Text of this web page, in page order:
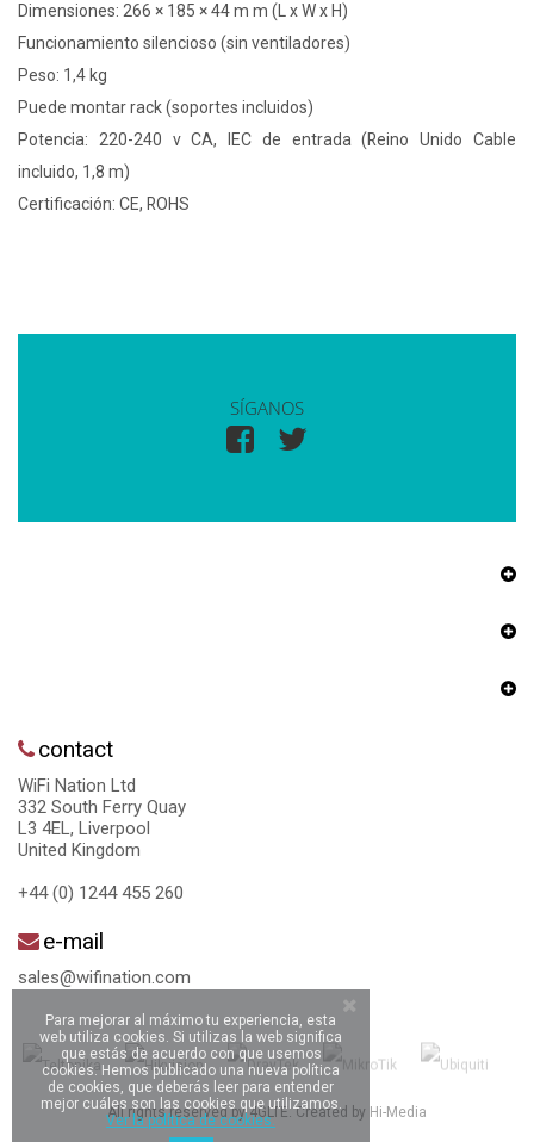
Dimensiones: 266 × 185 × 44 m m (L x W x H)
Funcionamiento silencioso (sin ventiladores)
Peso: 1,4 kg
Puede montar rack (soportes incluidos)
Potencia: 220-240 v CA, IEC de entrada (Reino Unido Cable
incluido, 1,8 m)
Certificación: CE, ROHS
SÍGANOS
contact
WiFi Nation Ltd
332 South Ferry Quay
L3 4EL, Liverpool
United Kingdom
+44 (0) 1244 455 260
e-mail
sales@wifination.com
All rights reserved by 4GLTE. Created by Hi-Media
Para mejorar al máximo tu experiencia, esta
web utiliza cookies. Si utilizas la web significa
que estás de acuerdo con que usemos
cookies. Hemos publicado una nueva política
de cookies, que deberás leer para entender
mejor cuáles son las cookies que utilizamos.
Ver la política de cookies.